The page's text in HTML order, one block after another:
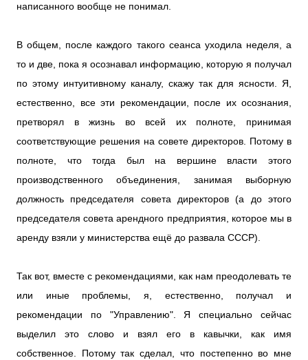
написанного вообще не понимал.
В общем, после каждого такого сеанса уходила неделя, а
то и две, пока я осознавал информацию, которую я получал
по этому интуитивному каналу, скажу так для ясности. Я,
естественно, все эти рекомендации, после их осознания,
претворял в жизнь во всей их полноте, принимая
соответствующие решения на совете директоров. Потому в
полноте, что тогда был на вершине власти этого
производственного объединения, занимая выборную
должность председателя совета директоров (а до этого
председателя совета арендного предприятия, которое мы в
аренду взяли у министерства ещё до развала СССР).
Так вот, вместе с рекомендациями, как нам преодолевать те
или иные проблемы, я, естественно, получал и
рекомендации по "Управлению". Я специально сейчас
выделил это слово и взял его в кавычки, как имя
собственное. Потому так сделал, что постепенно во мне